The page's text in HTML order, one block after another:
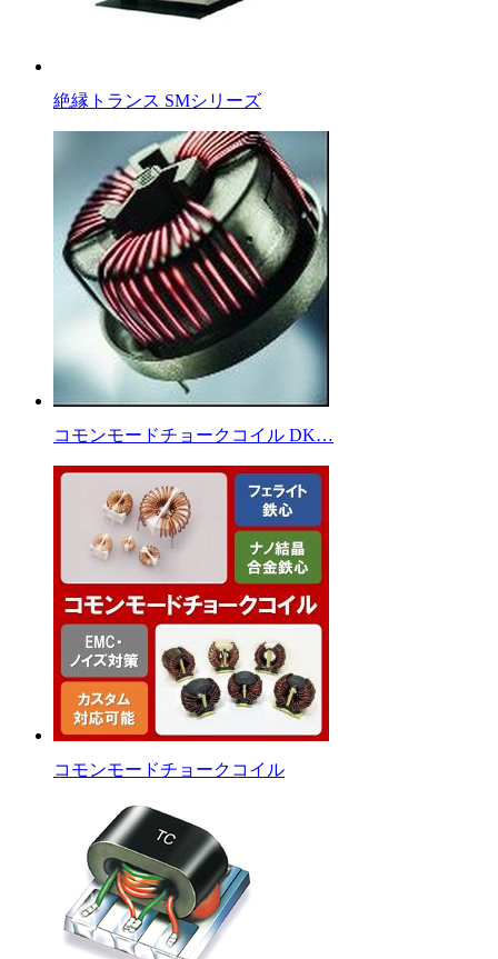
絶縁トランス SMシリーズ
コモンモードチョークコイル DK…
コモンモードチョークコイル